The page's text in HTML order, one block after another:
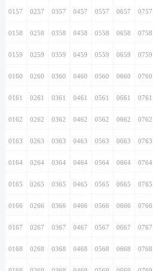
0157 0257 0357 0457 0557 0657 0757
0158 0258 0358 0458 0558 0658 0758
0159 0259 0359 0459 0559 0659 0759
0160 0260 0360 0460 0560 0660 0760
0161 0261 0361 0461 0561 0661 0761
0162 0262 0362 0462 0562 0662 0762
0163 0263 0363 0463 0563 0663 0763
0164 0264 0364 0464 0564 0664 0764
0165 0265 0365 0465 0565 0665 0765
0166 0266 0366 0466 0566 0666 0766
0167 0267 0367 0467 0567 0667 0767
0168 0268 0368 0468 0568 0668 0768